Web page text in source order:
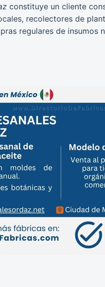
constituye un cliente
recolectores de
regulares de insumos